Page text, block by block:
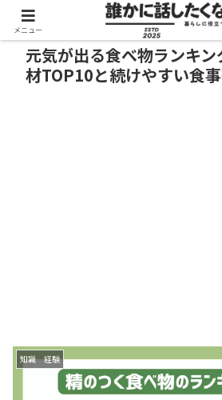
元気が出る食べ物ランキ
材TOP10と続けやすい食
知識 経験
メニュー